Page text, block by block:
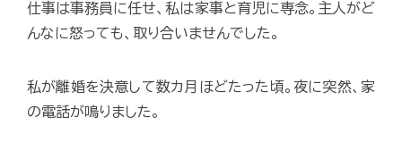
仕事は事務員に任せ、私は家事と育児に専念。主人がど
んなに怒っても、取り合いませんでした。
私が離婚を決意して数カ月ほどたった頃。夜に突然、家
の電話が鳴りました。